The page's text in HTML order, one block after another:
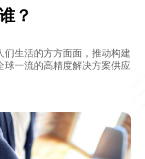
？
们生活的方方面面，推动构建
一流的高精度解决方案供应